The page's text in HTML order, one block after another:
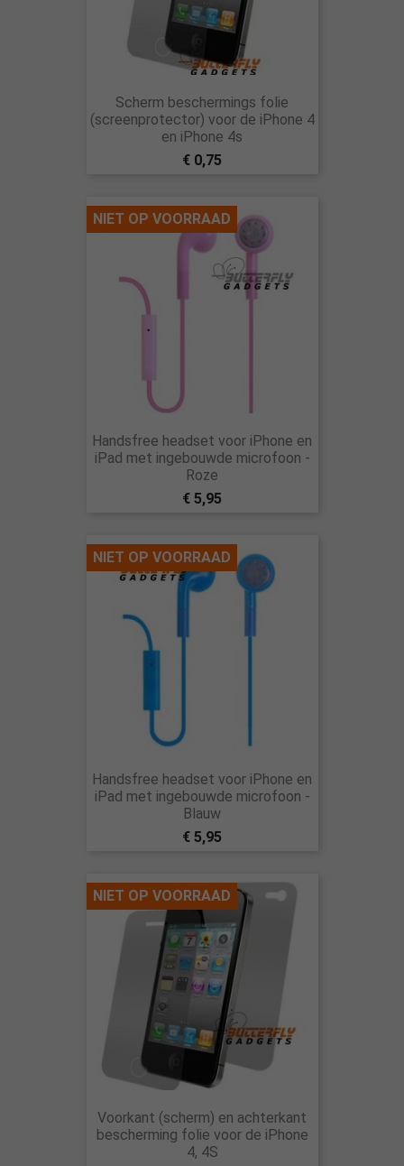
Scherm beschermings folie
(screenprotector) voor de iPhone 4
en iPhone 4s
€ 0,75
Handsfree headset voor iPhone en
iPad met ingebouwde microfoon -
Roze
€ 5,95
NIET OP VOORRAAD
Handsfree headset voor iPhone en
iPad met ingebouwde microfoon -
Blauw
€ 5,95
NIET OP VOORRAAD
Voorkant (scherm) en achterkant
bescherming folie voor de iPhone
4, 4S
NIET OP VOORRAAD